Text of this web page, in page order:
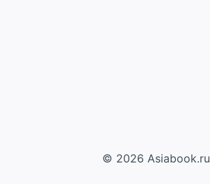
© 2026 Asiabook.ru